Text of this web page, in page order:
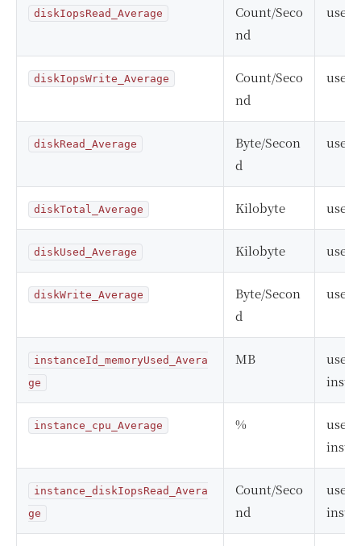
diskIopsRead_Average
Count/Seco
nd
diskIopsWrite_Average
Count/Seco
nd
diskRead_Average
Byte/Secon
d
diskTotal_Average Kilobyte
diskUsed_Average Kilobyte
diskWrite_Average
Byte/Secon
d
instanceId_memoryUsed_Avera
ge
MB
instance_cpu_Average %
instance_diskIopsRead_Avera
ge
Count/Seco
nd